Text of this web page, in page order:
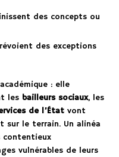
des concepts ou
des exceptions
: elle
les bailleurs sociaux, les
de l’État vont
sur le terrain. Un alinéa
contentieux
vulnérables de leurs